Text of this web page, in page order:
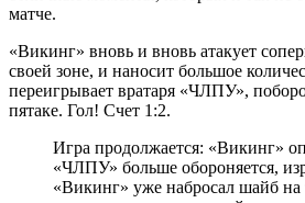
матче.
«Викинг» вновь и вновь атакует
своей зоне, и наносит большое
переигрывает вратаря «ЧЛПУ»,
пятаке. Гол! Счет 1:2.
Игра продолжается: «Викинг»
«ЧЛПУ» больше обороняется,
«Викинг» уже набросал шайб на